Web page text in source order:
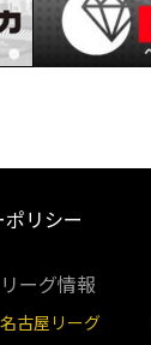
リシー
リーグ情報
名古屋リーグ